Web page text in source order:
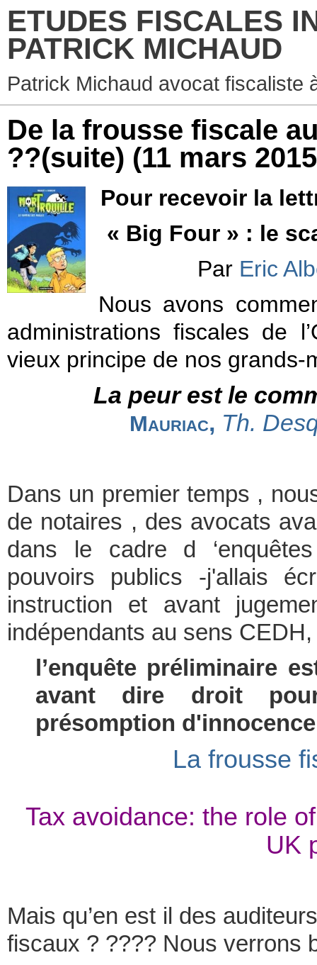
ETUDES FISCALES
PATRICK MICHAUD
Patrick Michaud avocat fiscaliste
De la frousse fiscale
??(suite) (11 mars
Pour recevoir la
« Big Four » : le
Par Eric
Nous avons
administrations fiscales de
vieux principe de nos
La peur est le
Mauriac, Th.
Dans un premier temps ,
de notaires , des avocats
dans le cadre d
pouvoirs publics -j'allais
instruction et avant
indépendants au sens
l’enquête préliminaire
avant dire droit
présomption
La frousse
Tax avoidance: the role
UK
Mais qu’en est il des
fiscaux ? ???? Nous verrons